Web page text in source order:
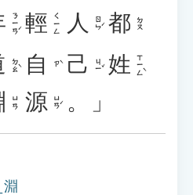
ㄋㄧㄢˊ 輕 ㄑㄧㄥ 人 ㄖㄣˊ 都 ㄉㄡ
ㄉㄠˋ 自 ㄗˋ 己 ㄐㄧˇ 姓 ㄒㄧㄥˋ
ㄩㄢ 源 ㄩㄢˊ 。」